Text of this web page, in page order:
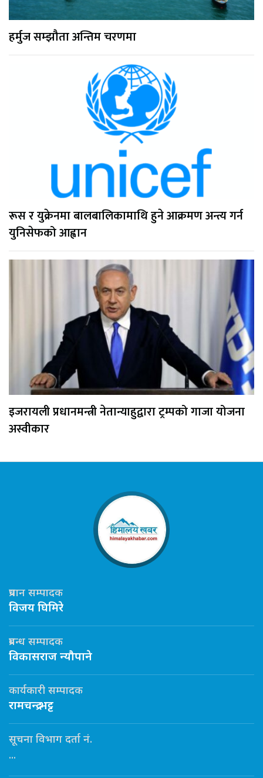
हर्मुज सम्झौता अन्तिम चरणमा
रूस र युक्रेनमा बालबालिकामाथि हुने आक्रमण अन्त्य गर्न
युनिसेफको आह्वान
इजरायली प्रधानमन्त्री नेतान्याहुद्वारा ट्रम्पको गाजा योजना
अस्वीकार
प्रधान सम्पादक
विजय घिमिरे
प्रबन्ध सम्पादक
विकासराज न्यौपाने
कार्यकारी सम्पादक
रामचन्द्र भट्ट
सूचना विभाग दर्ता नं.
...